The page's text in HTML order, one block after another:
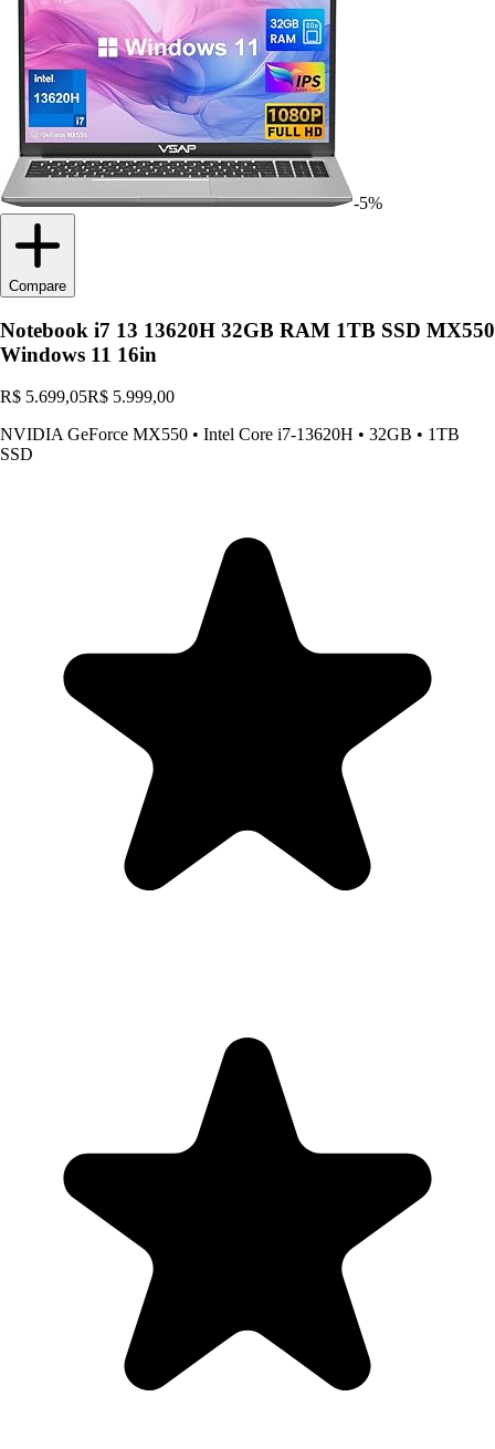
-5%
Compare
Notebook i7 13 13620H 32GB RAM 1TB SSD MX550
Windows 11 16in
R$ 5.699,05R$ 5.999,00
NVIDIA GeForce MX550 • Intel Core i7-13620H • 32GB • 1TB
SSD